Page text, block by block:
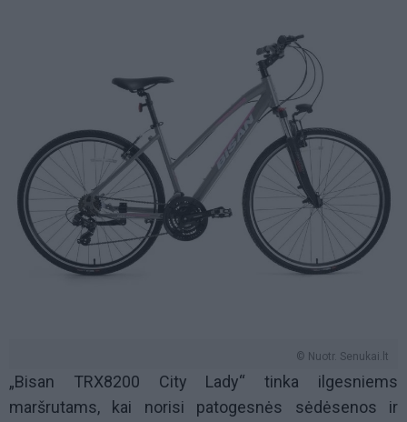
© Nuotr. Senukai.lt
„Bisan TRX8200 City Lady“ tinka ilgesniems
maršrutams, kai norisi patogesnės sėdėsenos ir